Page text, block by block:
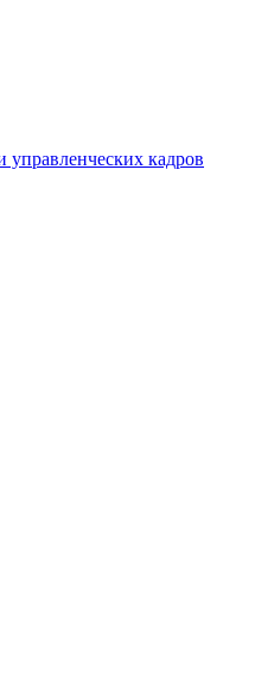
кадров